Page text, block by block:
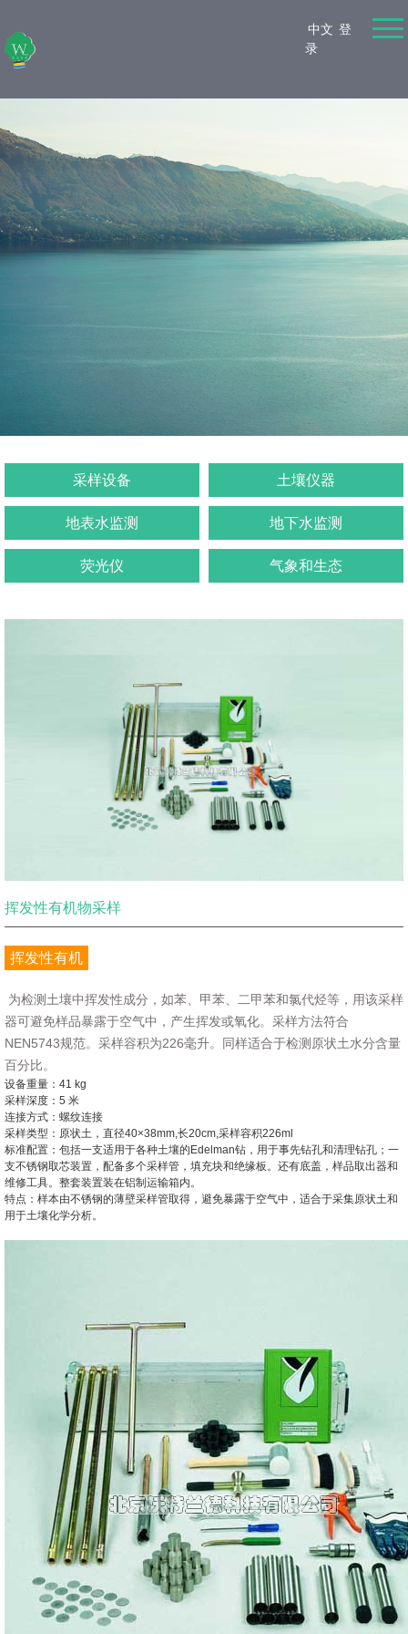
中文 登
录
采样设备 土壤仪器
地表水监测 地下水监测
荧光仪 气象和生态
挥发性有机物采样
挥发性有机
为检测土壤中挥发性成分，如苯、甲苯、二甲苯和氯代烃等，用该采样
器可避免样品暴露于空气中，产生挥发或氧化。采样方法符合
NEN5743规范。采样容积为226毫升。同样适合于检测原状土水分含量
百分比。
设备重量：41 kg
采样深度：5 米
连接方式：螺纹连接
采样类型：原状土，直径40×38mm,长20cm,采样容积226ml
标准配置：包括一支适用于各种土壤的Edelman钻，用于事先钻孔和清理钻孔；一
支不锈钢取芯装置，配备多个采样管，填充块和绝缘板。还有底盖，样品取出器和
维修工具。整套装置装在铝制运输箱内。
特点：样本由不锈钢的薄壁采样管取得，避免暴露于空气中，适合于采集原状土和
用于土壤化学分析。